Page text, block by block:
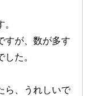
すが、数が多す
た。
ら、うれしいで